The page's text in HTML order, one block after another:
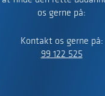
os gerne på:
Kontakt os gerne på:
99 122 525